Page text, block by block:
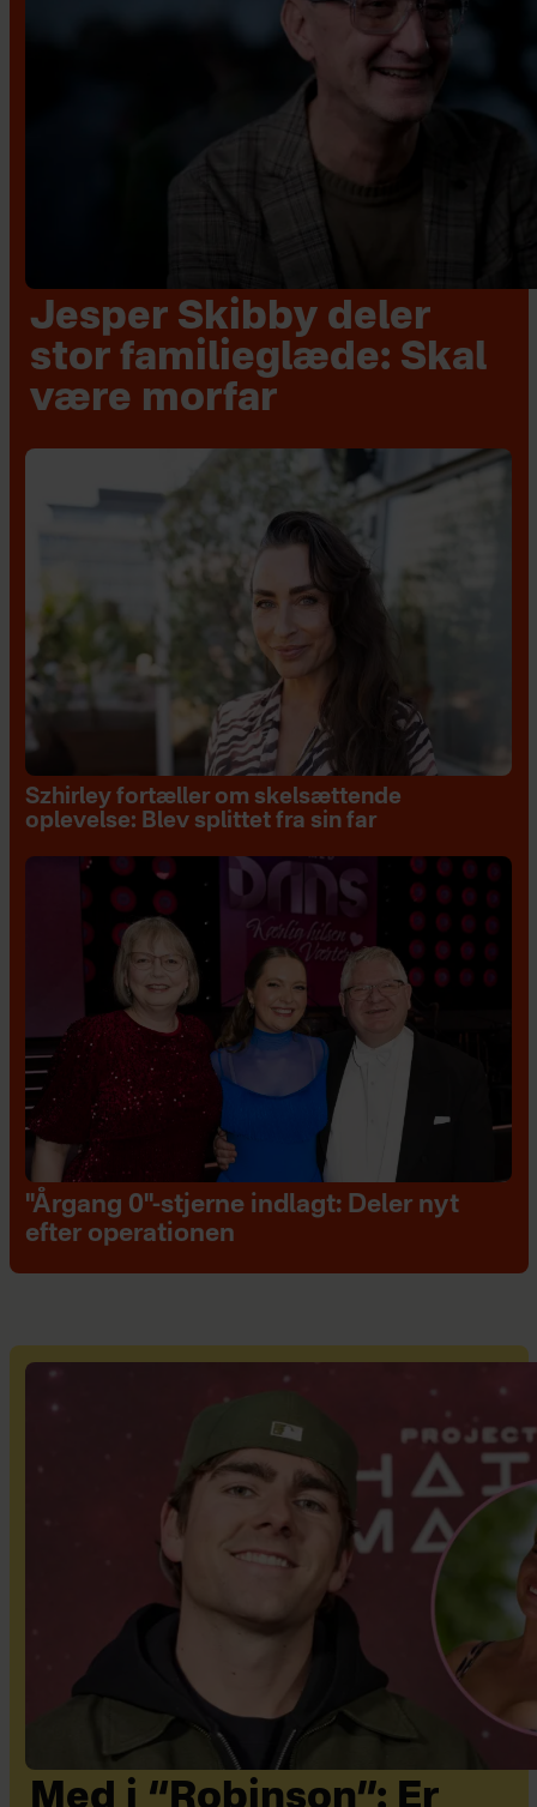
Jesper Skibby deler
stor familieglæde: Skal
være morfar
Szhirley fortæller om skelsættende
oplevelse: Blev splittet fra sin far
"Årgang 0"-stjerne indlagt: Deler nyt
efter operationen
Med i “Robinson”: Er